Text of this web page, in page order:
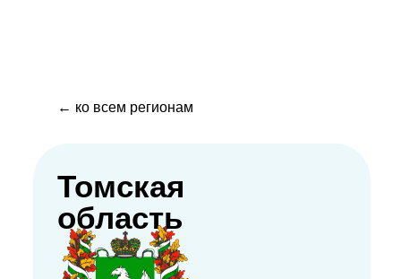
Томская
область
← ко всем регионам